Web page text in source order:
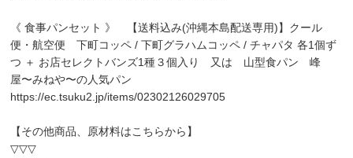
《 食事パンセット 》 【送料込み(沖縄本島配送専用)】クール
便・航空便 下町コッペ / 下町グラハムコッペ / チャパタ 各1個ず
つ ＋ お店セレクトバンズ1種３個入り 又は 山型食パン 峰
屋〜みねや〜の人気パン
https://ec.tsuku2.jp/items/02302126029705
【その他商品、原材料はこちらから】
▽▽▽